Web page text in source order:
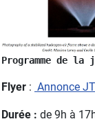
Programme de la
Flyer : Annonce
Durée : de 9h à